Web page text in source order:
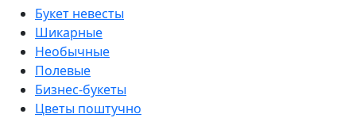
Букет невесты
Шикарные
Необычные
Полевые
Бизнес-букеты
Цветы поштучно